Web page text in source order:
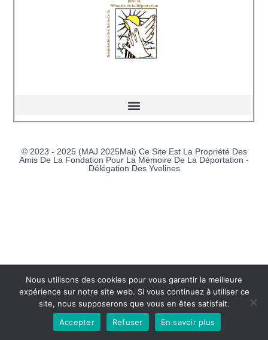
© 2023 - 2025 (MAJ 2025Mai) Ce Site Est La Propriété Des
Amis De La Fondation Pour La Mémoire De La Déportation -
Délégation Des Yvelines
Nous utilisons des cookies pour vous garantir la meilleure
expérience sur notre site web. Si vous continuez à utiliser ce
site, nous supposerons que vous en êtes satisfait.
Accepter
Refuser En savoir plus